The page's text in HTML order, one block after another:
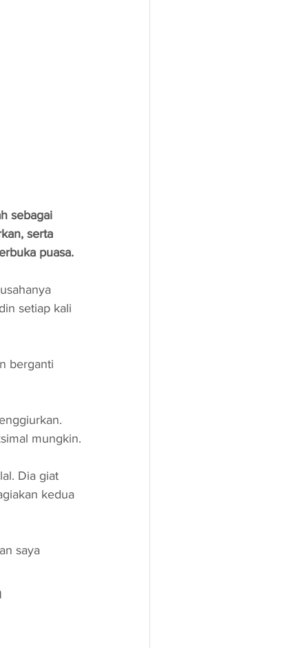
sebagai
serta
puasa.
setiap kali
berganti
mungkin.
Dia giat
kedua
saya